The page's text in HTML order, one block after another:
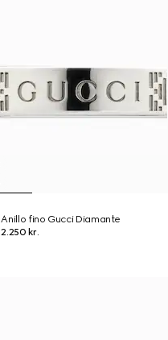
Anillo fino Gucci Diamante
2.250 kr.